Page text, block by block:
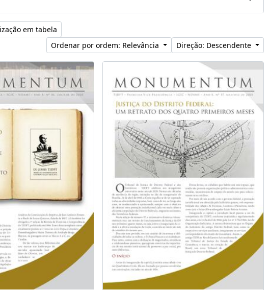
em tabela
Ordenar por ordem: Relevância
Direção: Descendente